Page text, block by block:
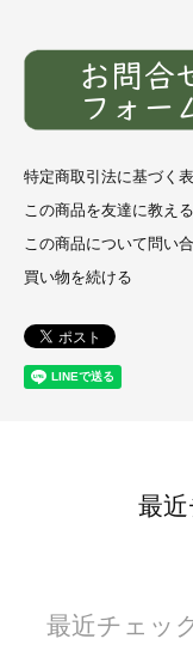
特定商取引法に基づく
この商品を友達に教える
この商品について問い
買い物を続ける
最
最近チェッ